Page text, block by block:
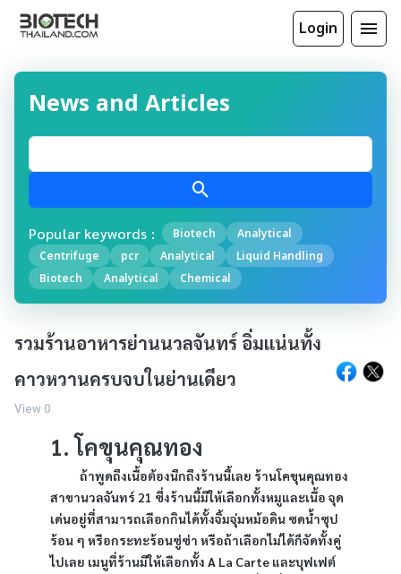
Login
News and Articles
Popular keywords : Biotech
Analytical
Centrifuge
pcr Analytical
Liquid Handling
Biotech
Analytical Chemical
รวมร้านอาหารย่านนวลจันทร์ อิ่มแน่นทั้ง
คาวหวานครบจบในย่านเดียว
View 0
1. โคขุนคุณทอง
ถ้าพูดถึงเนื้อต้องนึกถึงร้านนี้เลย ร้านโคขุนคุณทอง
สาขานวลจันทร์ 21 ซึ่งร้านนี้มีให้เลือกทั้งหมูและเนื้อ จุด
เด่นอยู่ที่สามารถเลือกกินได้ทั้งจิ้มจุ่มหม้อดิน ซดน้ำซุป
ร้อน ๆ หรือกระทะร้อนซู่ซ่า หรือถ้าเลือกไม่ได้ก็จัดทั้งคู่
ไปเลย เมนูที่ร้านมีให้เลือกทั้ง A La Carte และบุฟเฟต์